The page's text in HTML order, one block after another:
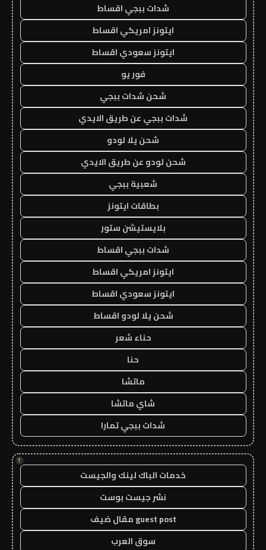
شدات ببجي اقساط
ايتونز امريكي اقساط
ايتونز سعودي اقساط
فور يو
شحن شدات ببجي
شدات ببجي عن طريق الايدي
شحن يلا لودو
شحن لودو عن طريق الايدي
شعبية ببجي
بطاقات ايتونز
بلايستيشن ستور
شدات ببجي اقساط
ايتونز امريكي اقساط
ايتونز سعودي اقساط
شحن يلا لودو اقساط
حناء شعر
حنا
ماتشا
شاي ماتشا
شدات ببجي تمارا
!
خدمات الباك لينك والجيست
نشر جيست بوست
guest post مقال ضيف
سوق العرب